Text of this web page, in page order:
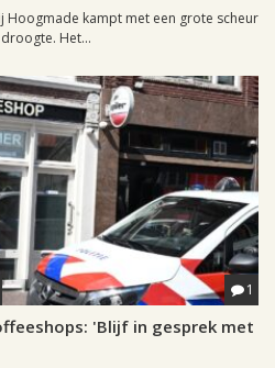
Hoogmade kampt met een grote scheur
Het...
1
'Blijf in gesprek met